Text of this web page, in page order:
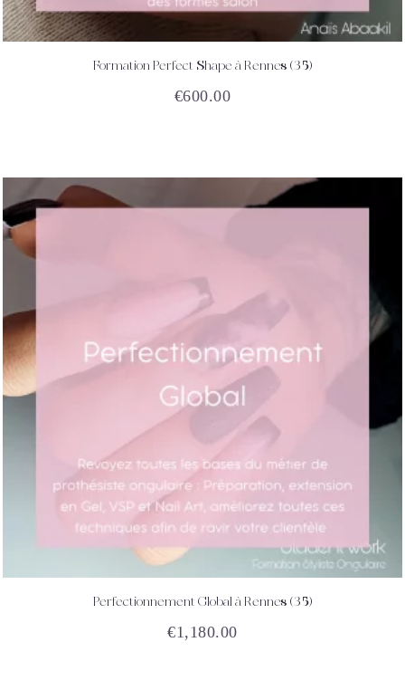
ACHETEZ DÉTAILS
Formation Perfect Shape à Rennes (35)
€600.00
ACHETEZ DÉTAILS
Perfectionnement Global à Rennes (35)
€1,180.00